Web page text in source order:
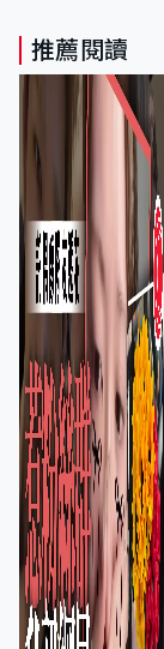
推薦閱讀